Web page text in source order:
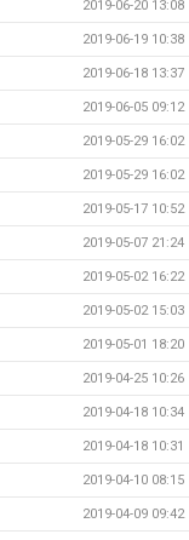
2019-06-20 13:08
2019-06-19 10:38
2019-06-18 13:37
2019-06-05 09:12
2019-05-29 16:02
2019-05-29 16:02
2019-05-17 10:52
2019-05-07 21:24
2019-05-02 16:22
2019-05-02 15:03
2019-05-01 18:20
2019-04-25 10:26
2019-04-18 10:34
2019-04-18 10:31
2019-04-10 08:15
2019-04-09 09:42